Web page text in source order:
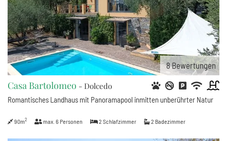
8Bewertungen
Casa Bartolomeo - Dolcedo
Romantisches Landhaus mit Panoramapool inmitten unberührter Natur
90m2 max. 6 Personen 2 Schlafzimmer 2 Badezimmer